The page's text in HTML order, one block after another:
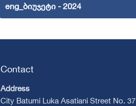
eng_ბიუჯეტი - 2024
Contact
Address
City Batumi Luka Asatiani Street No. 37